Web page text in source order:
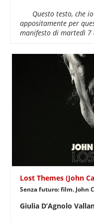
Questo testo, che
appositamente per
manifesto di martedì 7
Lost Themes (John
Senza futuro: film. John
Giulia D’Agnolo